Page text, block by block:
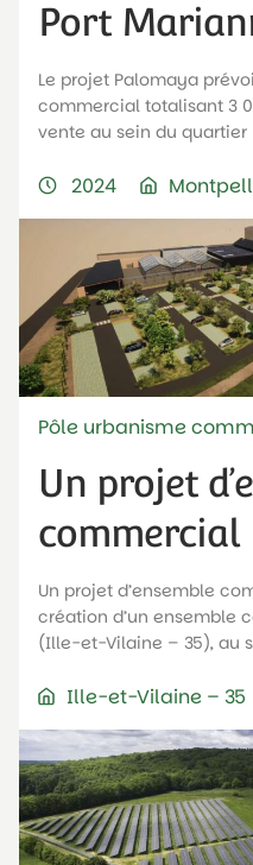
Port
Le projet Palomaya
commercial totalisant 3
vente au sein du quartier
2024
Pôle urbanisme
Un projet
commercial
Un projet d’ensemble
création d’un ensemble
(Ille-et-Vilaine – 35), au
Ille-et-Vilaine – 35